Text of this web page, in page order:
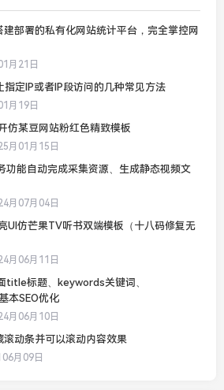
部署的私有化网站统计平台，完全掌控网
月21日
指定IP或者IP段访问的几种常见方法
月19日
仿某豆网站粉红色精致模板
月01月15日
功能自动完成采集资源、生成静态视频文
月07月04日
月06月11日
title标题、keywords关键词、
本SEO优化
月06月10日
动条并可以滚动内容效果
月09日